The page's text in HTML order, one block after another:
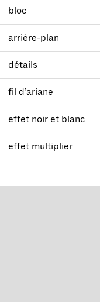
bloc
arrière-plan
détails
fil d’ariane
effet noir et blanc
effet multiplier